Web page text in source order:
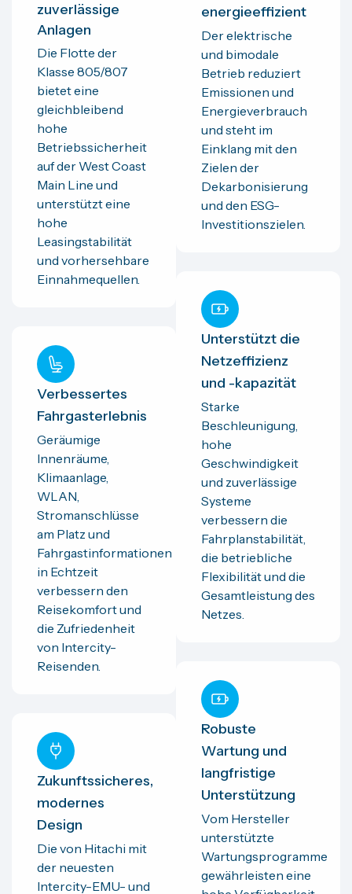
zuverlässige
Anlagen
Die Flotte der
Klasse 805/807
bietet eine
gleichbleibend
hohe
Betriebssicherheit
auf der West Coast
Main Line und
unterstützt eine
hohe
Leasingstabilität
und vorhersehbare
Einnahmequellen.
Verbessertes
Fahrgasterlebnis
Geräumige
Innenräume,
Klimaanlage,
WLAN,
Stromanschlüsse
am Platz und
Fahrgastinformationen
in Echtzeit
verbessern den
Reisekomfort und
die Zufriedenheit
von Intercity-
Reisenden.
Zukunftssicheres,
modernes
Design
Die von Hitachi mit
der neuesten
Intercity-EMU- und
energieeffizient
Der elektrische
und bimodale
Betrieb reduziert
Emissionen und
Energieverbrauch
und steht im
Einklang mit den
Zielen der
Dekarbonisierung
und den ESG-
Investitionszielen.
Unterstützt die
Netzeffizienz
und -kapazität
Starke
Beschleunigung,
hohe
Geschwindigkeit
und zuverlässige
Systeme
verbessern die
Fahrplanstabilität,
die betriebliche
Flexibilität und die
Gesamtleistung des
Netzes.
Robuste
Wartung und
langfristige
Unterstützung
Vom Hersteller
unterstützte
Wartungsprogramme
gewährleisten eine